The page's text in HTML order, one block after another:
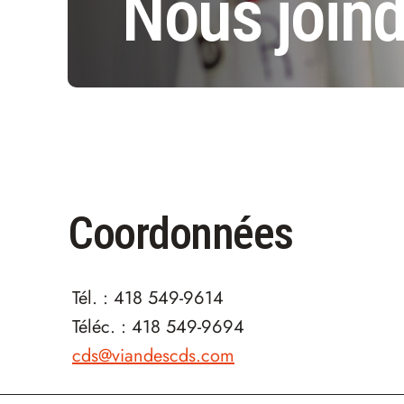
Coordonnées
Tél. : 418 549-9614
Téléc. : 418 549-9694
cds@viandescds.com